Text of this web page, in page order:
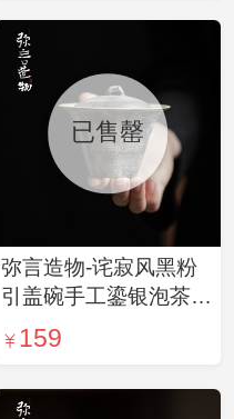
已售罄
弥言造物-诧寂风黑粉
引盖碗手工鎏银泡茶碗
复古粗陶功夫茶具茶碗
不烫手
159